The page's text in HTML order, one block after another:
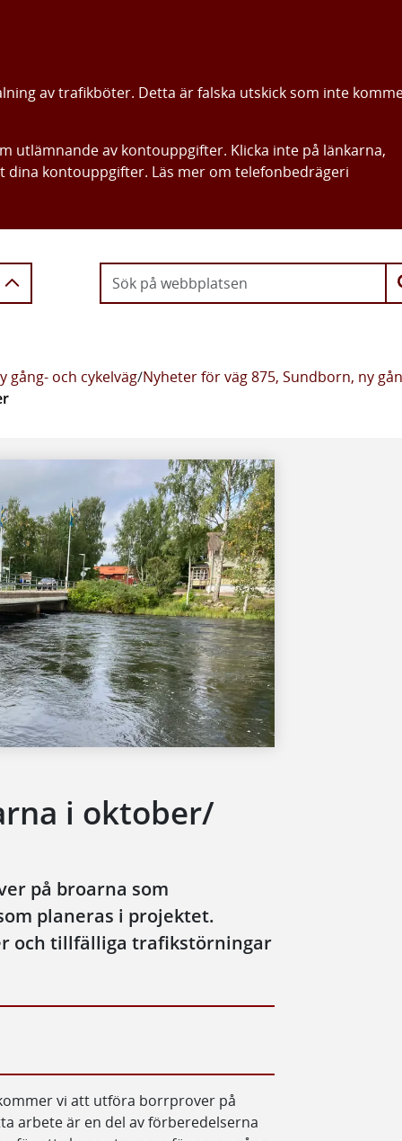
av trafikböter. Detta är falska utskick som inte
utlämnande av kontouppgifter. Klicka inte på länkarna,
kontouppgifter. Läs mer om telefonbedrägeri
gång- och cykelväg/Nyheter för väg 875, Sundborn, ny
i oktober/
på broarna som
planeras i projektet.
och tillfälliga trafikstörningar
vi att utföra borrprover på
arbete är en del av förberedelserna